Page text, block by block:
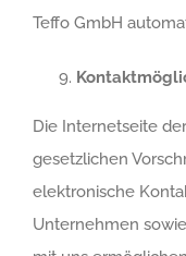
Teffo GmbH
Die Internetseite
gesetzlichen
elektronische
Unternehmen